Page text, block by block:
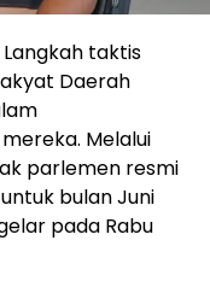
taktis
Daerah
Melalui
parlemen resmi
bulan Juni
pada Rabu